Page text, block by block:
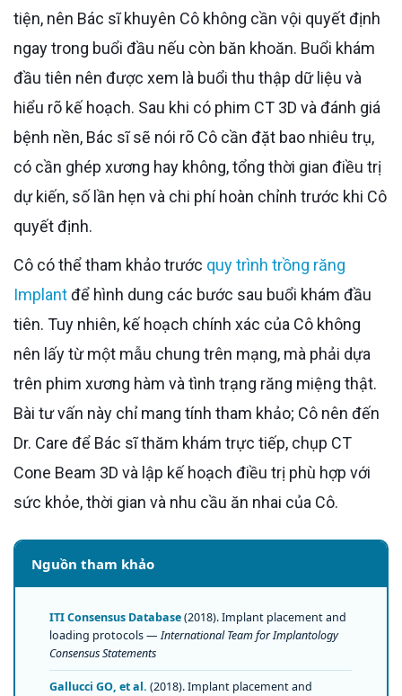
tiện, nên Bác sĩ khuyên Cô không cần vội quyết định
ngay trong buổi đầu nếu còn băn khoăn. Buổi khám
đầu tiên nên được xem là buổi thu thập dữ liệu và
hiểu rõ kế hoạch. Sau khi có phim CT 3D và đánh giá
bệnh nền, Bác sĩ sẽ nói rõ Cô cần đặt bao nhiêu trụ,
có cần ghép xương hay không, tổng thời gian điều trị
dự kiến, số lần hẹn và chi phí hoàn chỉnh trước khi Cô
quyết định.
Cô có thể tham khảo trước quy trình trồng răng
Implantđể hình dung các bước sau buổi khám đầu
tiên. Tuy nhiên, kế hoạch chính xác của Cô không
nên lấy từ một mẫu chung trên mạng, mà phải dựa
trên phim xương hàm và tình trạng răng miệng thật.
Bài tư vấn này chỉ mang tính tham khảo; Cô nên đến
Dr. Care để Bác sĩ thăm khám trực tiếp, chụp CT
Cone Beam 3D và lập kế hoạch điều trị phù hợp với
sức khỏe, thời gian và nhu cầu ăn nhai của Cô.
Nguồn tham khảo
ITI Consensus Database(2018). Implant placement and
loading protocols —International Team for Implantology
Consensus Statements
Gallucci GO, et al. (2018). Implant placement and